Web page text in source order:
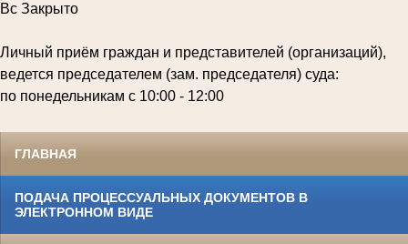
Вс Закрыто
Личный приём граждан и представителей (организаций),
ведется председателем (зам. председателя) суда:
по понедельникам с 10:00 - 12:00
ГЛАВНАЯ
ПОДАЧА ПРОЦЕССУАЛЬНЫХ ДОКУМЕНТОВ В
ЭЛЕКТРОННОМ ВИДЕ